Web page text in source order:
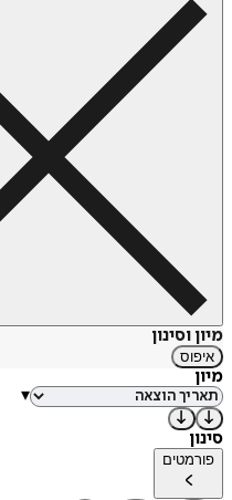
מיון וסינון
איפוס
מיון
▾
סינון
פורמטים